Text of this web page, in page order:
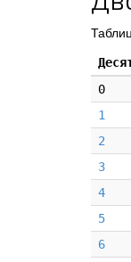
0
1
2
3
4
5
6